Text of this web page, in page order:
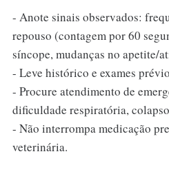
- Anote sinais observados:
repouso (contagem por 60
síncope, mudanças no apetite/
- Leve histórico e exames
- Procure atendimento de
dificuldade respiratória,
- Não interrompa medicação
veterinária.